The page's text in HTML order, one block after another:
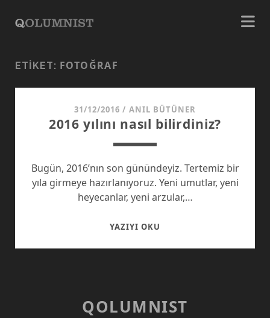
ETIKET: FOTOĞRAF
31/12/2016 / ANIL BÜTÜNER
2016 yılını nasıl bilirdiniz?
Bugün, 2016’nın son günündeyiz. Tertemiz bir
yıla girmeye hazırlanıyoruz. Yeni umutlar, yeni
heyecanlar, yeni arzular,…
YAZIYI OKU
QOLUMNIST